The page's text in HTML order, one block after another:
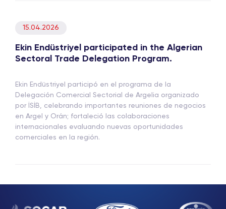
15.04.2026
Ekin Endüstriyel participated in the Algerian
Sectoral Trade Delegation Program.
Ekin Endüstriyel participó en el programa de la
Delegación Comercial Sectorial de Argelia organizado
por İSİB, celebrando importantes reuniones de negocios
en Argel y Orán; fortaleció las colaboraciones
internacionales evaluando nuevas oportunidades
comerciales en la región.